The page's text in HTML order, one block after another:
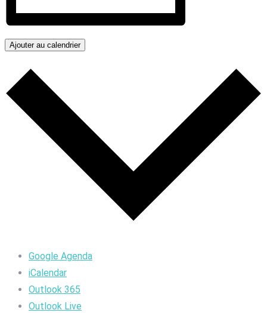
Ajouter au calendrier
Google Agenda
iCalendar
Outlook 365
Outlook Live